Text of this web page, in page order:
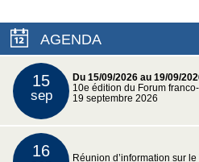
AGENDA
15
sep
Du 15/09/2026 au 19/09/
10e édition du Forum
19 septembre 2026
16 Réunion d’information sur